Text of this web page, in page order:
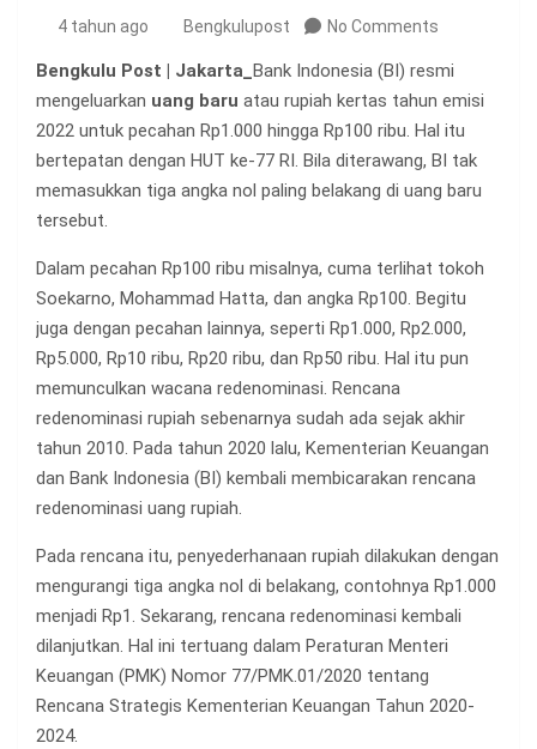
4 tahun ago Bengkulupost No Comments
Bengkulu Post | Jakarta_ Bank Indonesia (BI) resmi
mengeluarkan uang baru atau rupiah kertas tahun emisi
2022 untuk pecahan Rp1.000 hingga Rp100 ribu. Hal itu
bertepatan dengan HUT ke-77 RI. Bila diterawang, BI tak
memasukkan tiga angka nol paling belakang di uang baru
tersebut.
Dalam pecahan Rp100 ribu misalnya, cuma terlihat tokoh
Soekarno, Mohammad Hatta, dan angka Rp100. Begitu
juga dengan pecahan lainnya, seperti Rp1.000, Rp2.000,
Rp5.000, Rp10 ribu, Rp20 ribu, dan Rp50 ribu. Hal itu pun
memunculkan wacana redenominasi. Rencana
redenominasi rupiah sebenarnya sudah ada sejak akhir
tahun 2010. Pada tahun 2020 lalu, Kementerian Keuangan
dan Bank Indonesia (BI) kembali membicarakan rencana
redenominasi uang rupiah.
Pada rencana itu, penyederhanaan rupiah dilakukan dengan
mengurangi tiga angka nol di belakang, contohnya Rp1.000
menjadi Rp1. Sekarang, rencana redenominasi kembali
dilanjutkan. Hal ini tertuang dalam Peraturan Menteri
Keuangan (PMK) Nomor 77/PMK.01/2020 tentang
Rencana Strategis Kementerian Keuangan Tahun 2020-
2024.